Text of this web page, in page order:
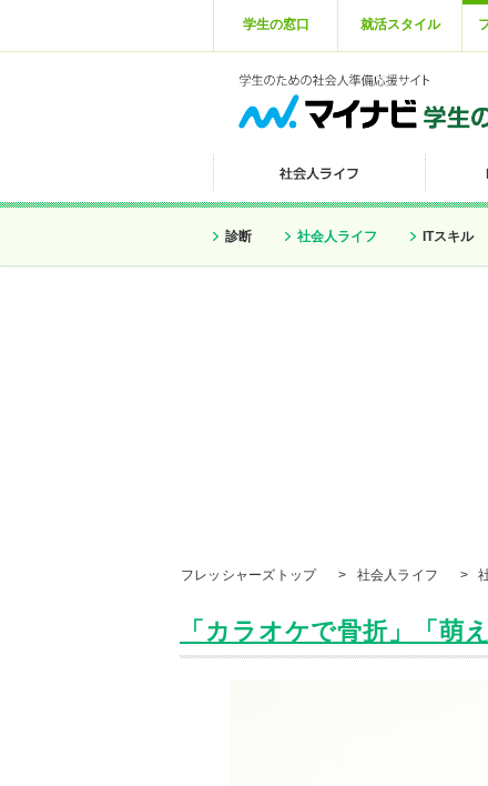
学生の窓口 就活スタイル
診断 社会人ライフ ITスキル
フレッシャーズトップ > 社会人ライフ >
「カラオケで骨折」「萌